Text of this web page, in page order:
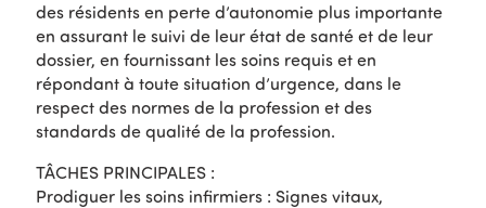
des résidents en perte d’autonomie plus importante
en assurant le suivi de leur état de santé et de leur
dossier, en fournissant les soins requis et en
répondant à toute situation d’urgence, dans le
respect des normes de la profession et des
standards de qualité de la profession.
TÂCHES PRINCIPALES :
Prodiguer les soins infirmiers : Signes vitaux,